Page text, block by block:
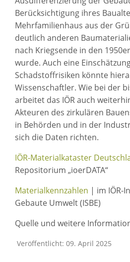
Berücksichtigung ihres
Mehrfamilienhaus aus der
deutlich anderen
nach Kriegsende in den
wurde. Auch eine
Schadstoffrisiken könnte
Wissenschaftler. Wie bei der
arbeitet das IÖR auch
Akteuren des zirkulären
in Behörden und in der
sich die Daten richten.
IÖR-Materialkataster
Repositorium „ioerDATA“
Materialkennzahlen | im IÖR-
Gebaute Umwelt (ISBE)
Quelle und weitere
Veröffentlicht: 09. April 2025